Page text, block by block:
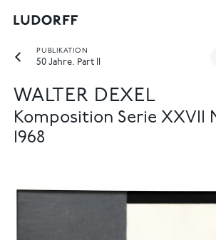
PUBLIKATION
50 Jahre. Part II
WALTER DEXEL
Komposition Serie XXVII
1968